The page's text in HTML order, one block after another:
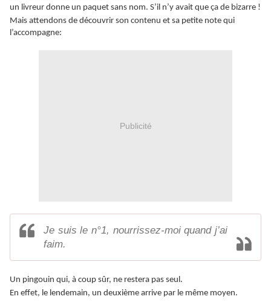
un livreur donne un paquet sans nom. S’il n’y avait que ça de bizarre !
Mais attendons de découvrir son contenu et sa petite note qui
l’accompagne:
Publicité
Je suis le n°1, nourrissez-moi quand j’ai
faim.
Un pingouin qui, à coup sûr, ne restera pas seul.
En effet, le lendemain, un deuxième arrive par le même moyen.